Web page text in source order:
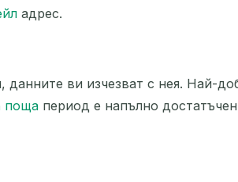
адрес.
ви изчезват с нея. Най-
поща период е напълно